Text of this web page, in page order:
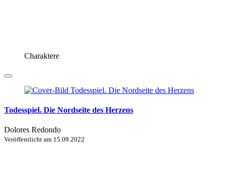
Charaktere
Todesspiel. Die Nordseite des Herzens
Dolores Redondo
Veröffentlicht am 15.09.2022